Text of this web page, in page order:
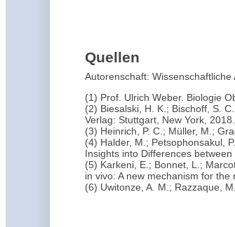
Quellen
Autorenschaft:
(1) Prof. Ulrich Weber. Biologie
(2) Biesalski, H. K.; Bischoff, S.
Verlag: Stuttgart, New York, 2018.
(3) Heinrich, P. C.; Müller, M.;
(4) Halder, M.; Petsophonsakul,
Insights into Differences
(5) Karkeni, E.; Bonnet, L.;
in vivo: A new mechanism for
(6) Uwitonze, A. M.; Razzaque,